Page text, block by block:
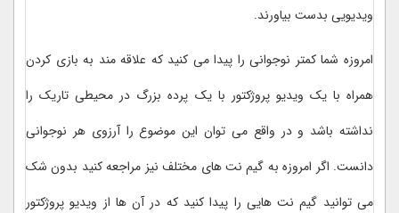
ویدیویی بدست بیاورند.
امروزه شما کمتر نوجوانی را پیدا می کنید که علاقه مند به بازی کردن
همراه با یک ویدیو پروژکتور با یک پرده بزرگ در محیطی تاریک را
نداشته باشد و در واقع می توان این موضوع را آرزوی هر نوجوانی
دانست. اگر امروزه به گیم نت های مختلف نیز مراجعه کنید بدون شک
می توانید گیم نت هایی را پیدا کنید که در آن ها از ویدیو پروژکتور